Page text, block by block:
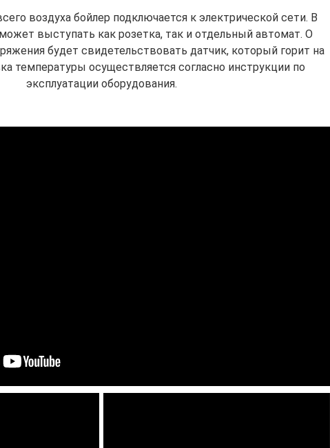
воздуха бойлер подключается к электрической сети. В
выступать как розетка, так и отдельный автомат. О
будет свидетельствовать датчик, который горит на
температуры осуществляется согласно инструкции по
эксплуатации оборудования.